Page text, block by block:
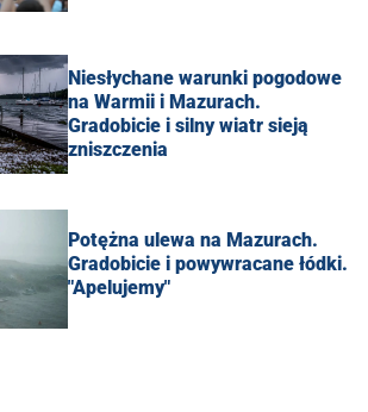
Niesłychane warunki pogodowe
na Warmii i Mazurach.
Gradobicie i silny wiatr sieją
zniszczenia
Potężna ulewa na Mazurach.
Gradobicie i powywracane łódki.
"Apelujemy"